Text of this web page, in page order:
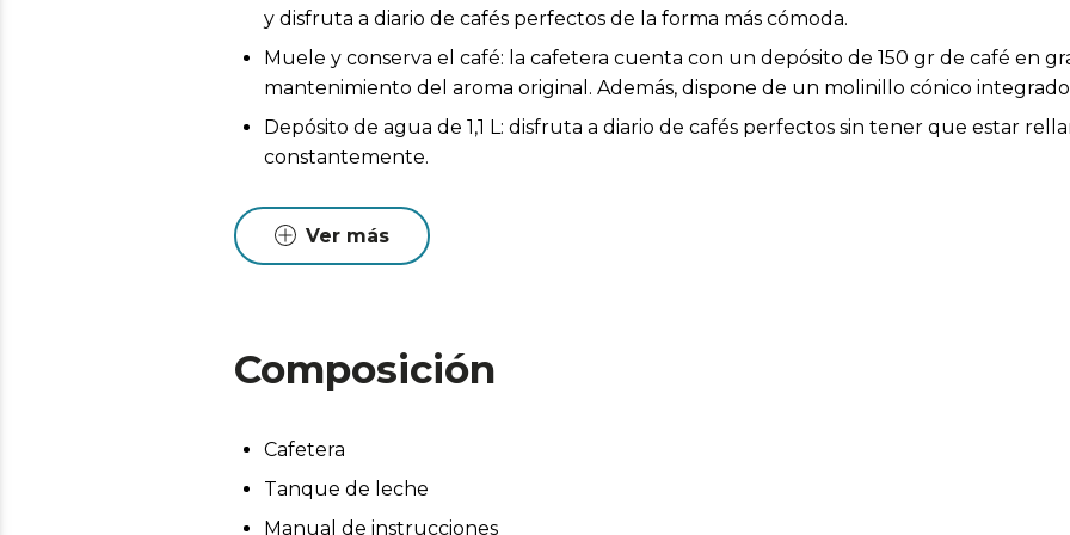
y disfruta a diario de cafés perfectos de la forma más cómoda.
Muele y conserva el café: la cafetera cuenta con un depósito de 150 gr de café en
mantenimiento del aroma original. Además, dispone de un molinillo cónico
Depósito de agua de 1,1 L: disfruta a diario de cafés perfectos sin tener que estar
constantemente.
Sistema de ahorro energético con apagado automático y stand-by.
mantenimiento adecuado. Además, bandeja de goteo es extraíble e imantada para
sus conductos por ti para mantenerla siempre a punto.
Ver más
Composición
Cafetera
Tanque de leche
Manual de instrucciones